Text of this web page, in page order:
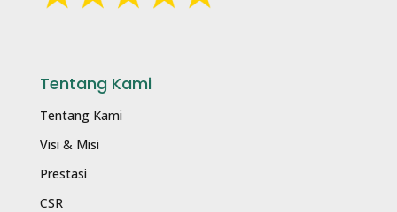
Tentang Kami
Tentang Kami
Visi & Misi
Prestasi
CSR